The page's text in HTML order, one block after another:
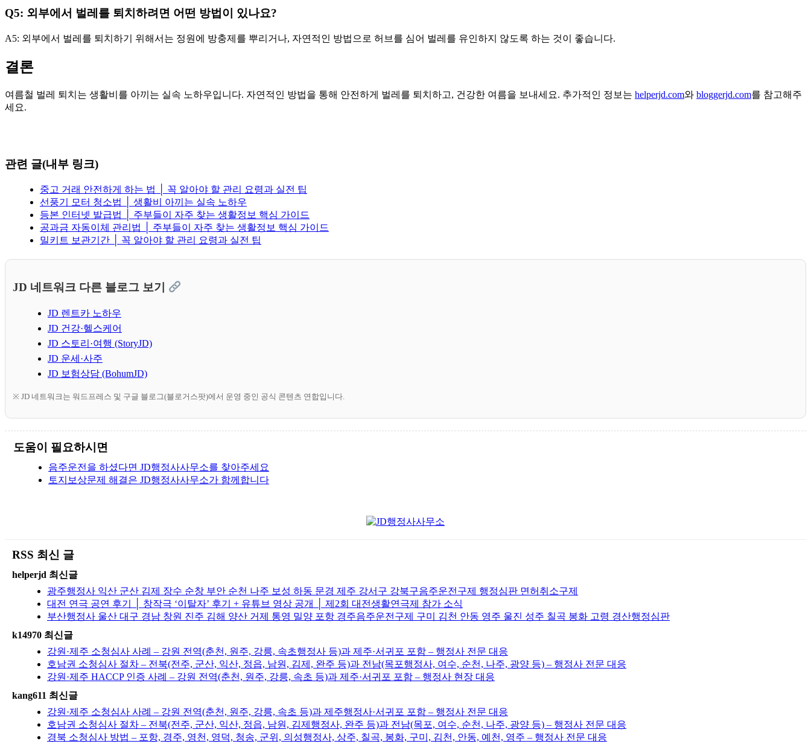
Q5: 외부에서 벌레를 퇴치하려면 어떤 방법이 있나요?
A5: 외부에서 벌레를 퇴치하기 위해서는 정원에 방충제를 뿌리거나, 자연적인 방법으로 허브를 심어 벌레를 유인하지 않도록 하는 것이 좋습니다.
결론
여름철 벌레 퇴치는 생활비를 아끼는 실속 노하우입니다. 자연적인 방법을 통해 안전하게 벌레를 퇴치하고, 건강한 여름을 보내세요. 추가적인 정보는 helperjd.com와 bloggerjd.com를 참고해주
세요.
관련 글(내부 링크)
중고 거래 안전하게 하는 법 │ 꼭 알아야 할 관리 요령과 실전 팁
선풍기 모터 청소법 │ 생활비 아끼는 실속 노하우
등본 인터넷 발급법 │ 주부들이 자주 찾는 생활정보 핵심 가이드
공과금 자동이체 관리법 │ 주부들이 자주 찾는 생활정보 핵심 가이드
밀키트 보관기간 │ 꼭 알아야 할 관리 요령과 실전 팁
JD 네트워크 다른 블로그 보기
JD 렌트카 노하우
JD 건강·헬스케어
JD 스토리·여행 (StoryJD)
JD 운세·사주
JD 보험상담 (BohumJD)
※ JD 네트워크는 워드프레스 및 구글 블로그(블로거스팟)에서 운영 중인 공식 콘텐츠 연합입니다.
도움이 필요하시면
음주운전을 하셨다면 JD행정사사무소를 찾아주세요
토지보상문제 해결은 JD행정사사무소가 함께합니다
RSS 최신 글
helperjd 최신글
광주행정사 익산 군산 김제 장수 순창 부안 순천 나주 보성 하동 문경 제주 강서구 강북구음주운전구제 행정심판 면허취소구제
대전 연극 공연 후기 │ 창작극 ‘이탈자’ 후기 + 유튜브 영상 공개 │ 제2회 대전생활연극제 참가 소식
부산행정사 울산 대구 경남 창원 진주 김해 양산 거제 통영 밀양 포항 경주음주운전구제 구미 김천 안동 영주 울진 성주 칠곡 봉화 고령 경산행정심판
k14970 최신글
강원·제주 소청심사 사례 – 강원 전역(춘천, 원주, 강릉, 속초행정사 등)과 제주·서귀포 포함 – 행정사 전문 대응
호남권 소청심사 절차 – 전북(전주, 군산, 익산, 정읍, 남원, 김제, 완주 등)과 전남(목포행정사, 여수, 순천, 나주, 광양 등) – 행정사 전문 대응
강원·제주 HACCP 인증 사례 – 강원 전역(춘천, 원주, 강릉, 속초 등)과 제주·서귀포 포함 – 행정사 현장 대응
kang611 최신글
강원·제주 소청심사 사례 – 강원 전역(춘천, 원주, 강릉, 속초 등)과 제주행정사·서귀포 포함 – 행정사 전문 대응
호남권 소청심사 절차 – 전북(전주, 군산, 익산, 정읍, 남원, 김제행정사, 완주 등)과 전남(목포, 여수, 순천, 나주, 광양 등) – 행정사 전문 대응
경북 소청심사 방법 – 포항, 경주, 영천, 영덕, 청송, 군위, 의성행정사, 상주, 칠곡, 봉화, 구미, 김천, 안동, 예천, 영주 – 행정사 전문 대응